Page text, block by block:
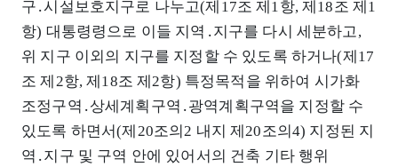
구․시설보호지구로 나누고(제17조 제1항, 제18조 제1
항) 대통령령으로 이들 지역․지구를 다시 세분하고,
위 지구 이외의 지구를 지정할 수 있도록 하거나(제17
조 제2항, 제18조 제2항) 특정목적을 위하여 시가화
조정구역․상세계획구역․광역계획구역을 지정할 수
있도록 하면서(제20조의2 내지 제20조의4) 지정된 지
역․지구 및 구역 안에 있어서의 건축 기타 행위